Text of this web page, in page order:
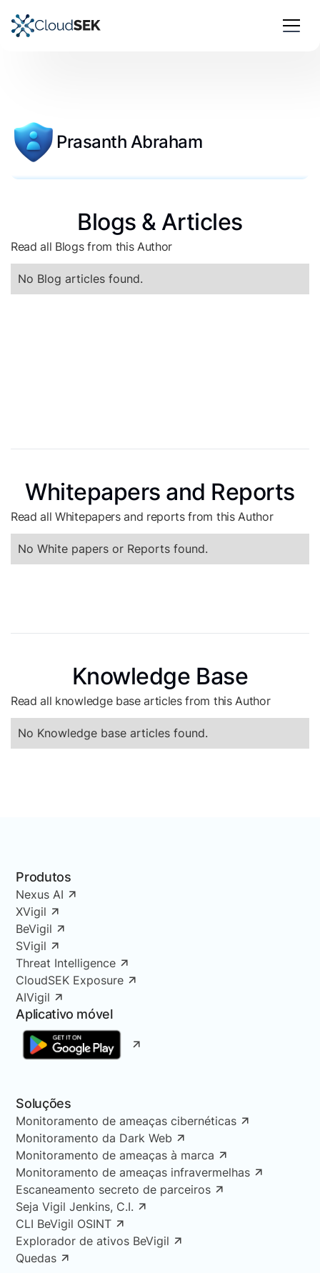
Prasanth Abraham
Blogs & Articles
Read all Blogs from this Author
No Blog articles found.
Whitepapers and Reports
Read all Whitepapers and reports from this Author
No White papers or Reports found.
Knowledge Base
Read all knowledge base articles from this Author
No Knowledge base articles found.
Produtos
Nexus AI
XVigil
BeVigil
SVigil
Threat Intelligence
CloudSEK Exposure
AIVigil
Aplicativo móvel
Soluções
Monitoramento de ameaças cibernéticas
Monitoramento da Dark Web
Monitoramento de ameaças à marca
Monitoramento de ameaças infravermelhas
Escaneamento secreto de parceiros
Seja Vigil Jenkins, C.I.
CLI BeVigil OSINT
Explorador de ativos BeVigil
Quedas